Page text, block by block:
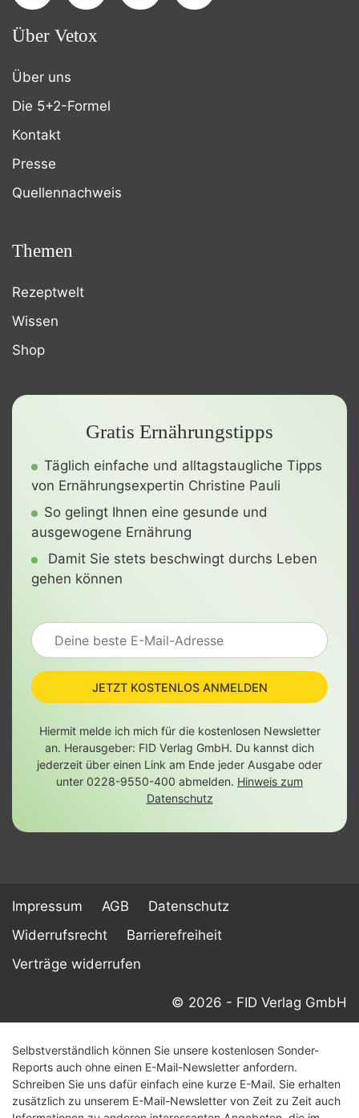
Über Vetox
Über uns
Die 5+2-Formel
Kontakt
Presse
Quellennachweis
Themen
Rezeptwelt
Wissen
Shop
Gratis Ernährungstipps
Täglich einfache und alltagstaugliche Tipps
von Ernährungsexpertin Christine Pauli
So gelingt Ihnen eine gesunde und
ausgewogene Ernährung
Damit Sie stets beschwingt durchs Leben
gehen können
JETZT KOSTENLOS ANMELDEN
Hiermit melde ich mich für die kostenlosen Newsletter
an. Herausgeber: FID Verlag GmbH. Du kannst dich
jederzeit über einen Link am Ende jeder Ausgabe oder
unter 0228-9550-400 abmelden. Hinweis zum
Datenschutz
Impressum AGB
Datenschutz
Widerrufsrecht
Barrierefreiheit
Verträge widerrufen
© 2026 - FID Verlag GmbH
Selbstverständlich können Sie unsere kostenlosen Sonder-
Reports auch ohne einen E-Mail-Newsletter anfordern.
Schreiben Sie uns dafür einfach eine kurze E-Mail. Sie erhalten
zusätzlich zu unserem E-Mail-Newsletter von Zeit zu Zeit auch